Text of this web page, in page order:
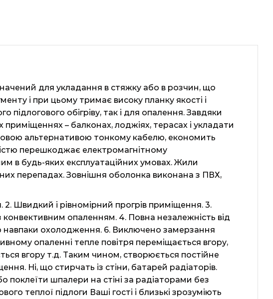
для укладання в стяжку або в розчин, що
і при цьому тримає високу планку якості і
обігріву, так і для опалення. Завдяки
– балконах, лоджіях, терасах і укладати
альтернативою тонкому кабелю, економить
перешкоджає електромагнітному
в будь-яких експлуатаційних умовах. Жили
перепадах. Зовнішня оболонка виконана з ПВХ,
Швидкий і рівномірний прогрів приміщення. 3.
конвективним опаленням. 4. Повна незалежність від
навпаки охолодження. 6. Виключено замерзання
опаленні тепле повітря переміщається вгору,
вгору т.д. Таким чином, створюється постійне
Ні, що стирчать із стіни, батарей радіаторів.
поклеїти шпалери на стіні за радіаторами без
теплої підлоги Ваші гості і близькі зрозуміють